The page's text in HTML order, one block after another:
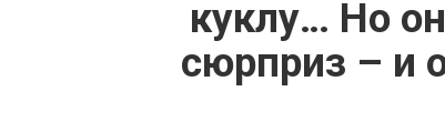
куклу… Но
сюрприз – и